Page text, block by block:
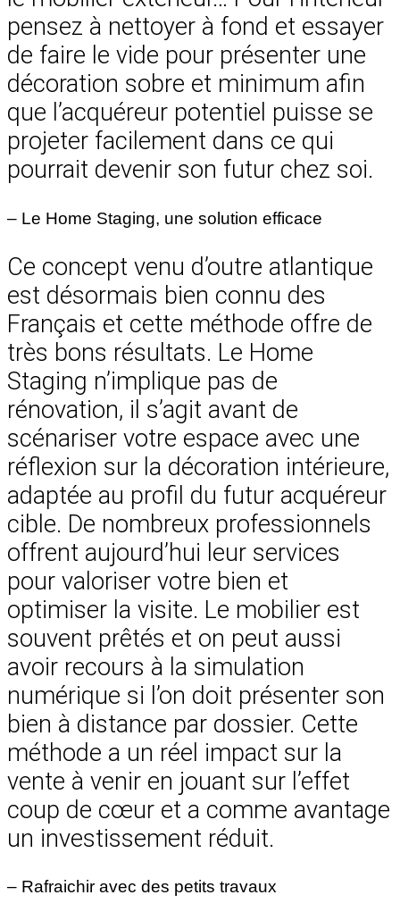
pensez à nettoyer à fond et essayer
de faire le vide pour présenter une
décoration sobre et minimum afin
que l’acquéreur potentiel puisse se
projeter facilement dans ce qui
pourrait devenir son futur chez soi.
– Le Home Staging, une solution efficace
Ce concept venu d’outre atlantique
est désormais bien connu des
Français et cette méthode offre de
très bons résultats. Le Home
Staging n’implique pas de
rénovation, il s’agit avant de
scénariser votre espace avec une
réflexion sur la décoration intérieure,
adaptée au profil du futur acquéreur
cible. De nombreux professionnels
offrent aujourd’hui leur services
pour valoriser votre bien et
optimiser la visite. Le mobilier est
souvent prêtés et on peut aussi
avoir recours à la simulation
numérique si l’on doit présenter son
bien à distance par dossier. Cette
méthode a un réel impact sur la
vente à venir en jouant sur l’effet
coup de cœur et a comme avantage
un investissement réduit.
– Rafraichir avec des petits travaux